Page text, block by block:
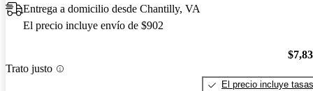
Entrega a domicilio desde Chantilly, VA
El precio incluye envío de $902
Trato justo
El precio incluye tasas